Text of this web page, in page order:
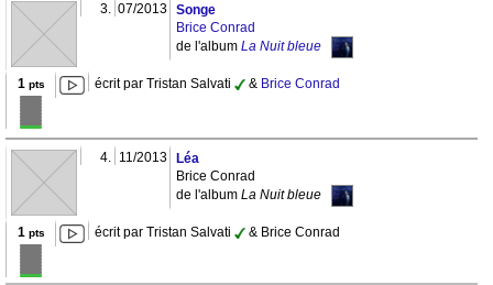
3. 07/2013 Songe
Brice Conrad
de l'album La Nuit bleue
1 pts écrit par Tristan Salvati & Brice Conrad
4. 11/2013
Léa
Brice Conrad
de l'album La Nuit bleue
1 pts écrit par Tristan Salvati & Brice Conrad